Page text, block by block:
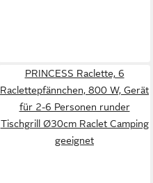
PRINCESS Raclette, 6
Raclettepfännchen, 800 W, Gerät
für 2-6 Personen runder
Tischgrill Ø30cm Raclet Camping
geeignet